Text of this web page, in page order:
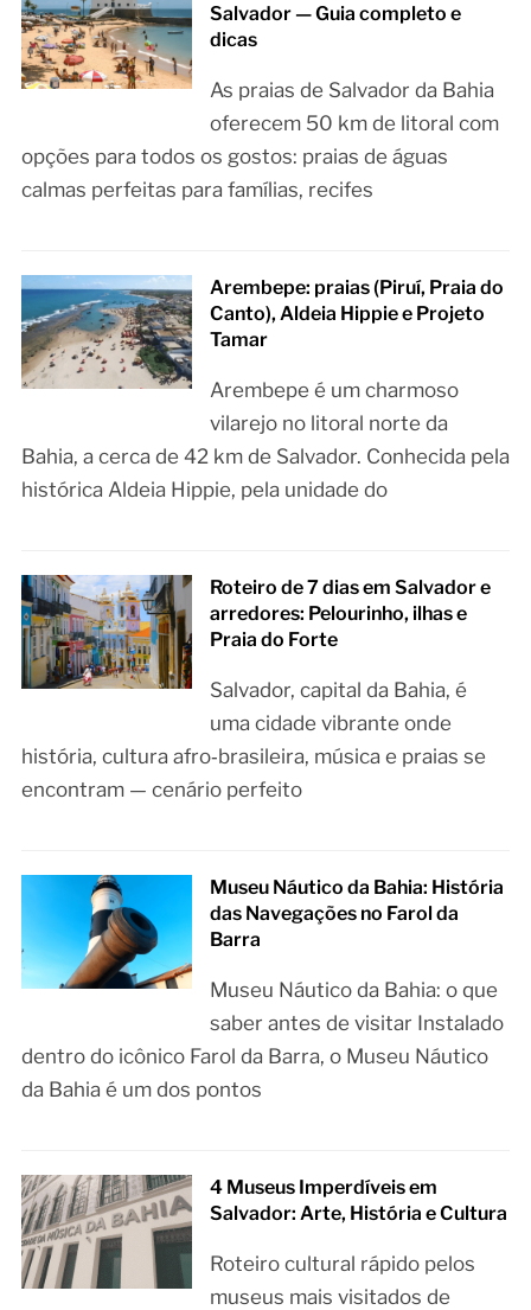
Salvador — Guia completo e
dicas
As praias de Salvador da Bahia
oferecem 50 km de litoral com
opções para todos os gostos: praias de águas
calmas perfeitas para famílias, recifes
Arembepe: praias (Piruí, Praia do
Canto), Aldeia Hippie e Projeto
Tamar
Arembepe é um charmoso
vilarejo no litoral norte da
Bahia, a cerca de 42 km de Salvador. Conhecida pela
histórica Aldeia Hippie, pela unidade do
Roteiro de 7 dias em Salvador e
arredores: Pelourinho, ilhas e
Praia do Forte
Salvador, capital da Bahia, é
uma cidade vibrante onde
história, cultura afro‑brasileira, música e praias se
encontram — cenário perfeito
Museu Náutico da Bahia: História
das Navegações no Farol da
Barra
Museu Náutico da Bahia: o que
saber antes de visitar Instalado
dentro do icônico Farol da Barra, o Museu Náutico
da Bahia é um dos pontos
4 Museus Imperdíveis em
Salvador: Arte, História e Cultura
Roteiro cultural rápido pelos
museus mais visitados de